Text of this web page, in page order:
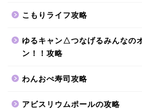
こもりライフ攻略
ゆるキャン△つなげるみんなの
ン！！攻略
わんおぺ寿司攻略
アビスリウムポールの攻略